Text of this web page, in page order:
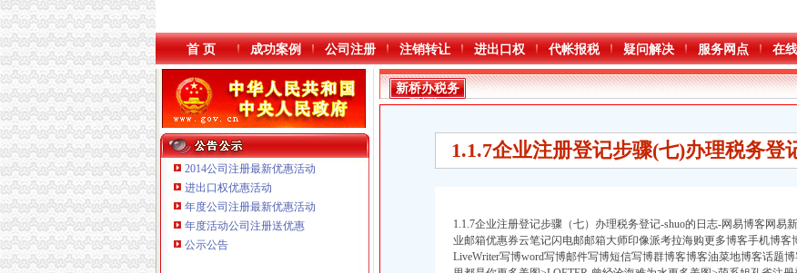
首 页 成功案例 公司注册 注销转让 进出口权 代帐报税 疑问解决 服务网点 在
2014公司注册最新优惠活动
进出口权优惠活动
年度公司注册最新优惠活动
年度活动公司注册送优惠
公示公告
重庆三虹房地产营销策划有限公司
重庆市优研房地产营销策划有限公司
重庆全景信息技术有限公司 渝江 （工商注册）
新桥办税务
登记证
1.1.7企业注册登记步骤(七)办理税务登
1.1.7企业注册登记步骤（七）办理税务登记-shuo的日志-网易博客网易
业邮箱优惠券云笔记闪电邮邮箱大师印像派考拉海购更多博客手机博
LiveWriter写博word写博邮件写博短信写博群博客博客油菜地博客话题